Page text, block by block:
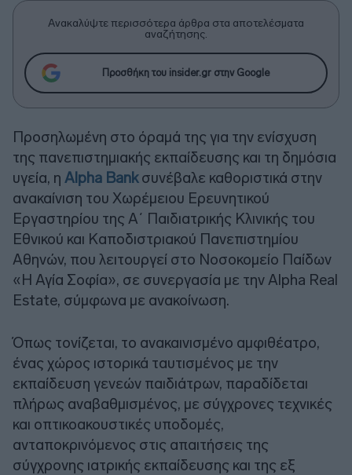
Ανακαλύψτε περισσότερα άρθρα στα αποτελέσματα
αναζήτησης.
Προσθήκη του insider.gr στην Google
Προσηλωμένη στο όραμά της για την ενίσχυση
της πανεπιστημιακής εκπαίδευσης και τη δημόσια
υγεία, η Alpha Bankσυνέβαλε καθοριστικά στην
ανακαίνιση του Χωρέμειου Ερευνητικού
Εργαστηρίου της Α΄ Παιδιατρικής Κλινικής του
Εθνικού και Καποδιστριακού Πανεπιστημίου
Αθηνών, που λειτουργεί στο Νοσοκομείο Παίδων
«Η Αγία Σοφία», σε συνεργασία με την Alpha Real
Estate, σύμφωνα με ανακοίνωση.
Όπως τονίζεται, το ανακαινισμένο αμφιθέατρο,
ένας χώρος ιστορικά ταυτισμένος με την
εκπαίδευση γενεών παιδιάτρων, παραδίδεται
πλήρως αναβαθμισμένος, με σύγχρονες τεχνικές
και οπτικοακουστικές υποδομές,
ανταποκρινόμενος στις απαιτήσεις της
σύγχρονης ιατρικής εκπαίδευσης και της εξ